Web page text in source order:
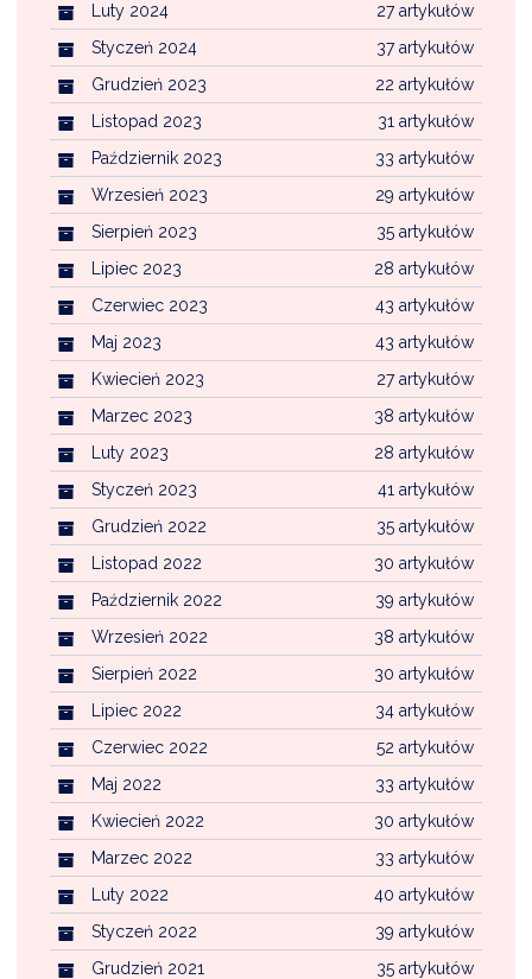
27 artykułów
Luty 2024
37 artykułów
Styczeń 2024
22 artykułów
Grudzień 2023
31 artykułów
Listopad 2023
33 artykułów
Październik 2023
29 artykułów
Wrzesień 2023
35 artykułów
Sierpień 2023
28 artykułów
Lipiec 2023
43 artykułów
Czerwiec 2023
43 artykułów
Maj 2023
27 artykułów
Kwiecień 2023
38 artykułów
Marzec 2023
28 artykułów
Luty 2023
41 artykułów
Styczeń 2023
35 artykułów
Grudzień 2022
30 artykułów
Listopad 2022
39 artykułów
Październik 2022
38 artykułów
Wrzesień 2022
30 artykułów
Sierpień 2022
34 artykułów
Lipiec 2022
52 artykułów
Czerwiec 2022
33 artykułów
Maj 2022
30 artykułów
Kwiecień 2022
33 artykułów
Marzec 2022
40 artykułów
Luty 2022
39 artykułów
Styczeń 2022
35 artykułów
Grudzień 2021